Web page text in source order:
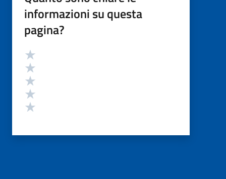
informazioni su questa
pagina?
Valutazione